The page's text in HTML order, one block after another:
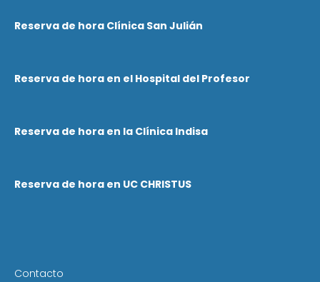
Reserva de hora Clínica San Julián
Reserva de hora en el Hospital del Profesor
Reserva de hora en la Clínica Indisa
Reserva de hora en UC CHRISTUS
Contacto